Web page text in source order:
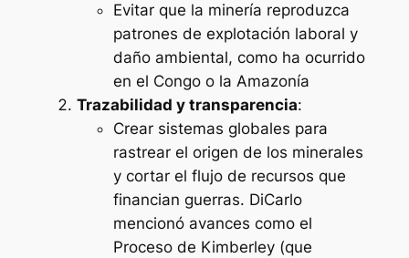
Evitar que la minería reproduzca
patrones de explotación laboral y
daño ambiental, como ha ocurrido
en el Congo o la Amazonía
Trazabilidad y transparencia:
Crear sistemas globales para
rastrear el origen de los minerales
y cortar el flujo de recursos que
financian guerras. DiCarlo
mencionó avances como el
Proceso de Kimberley (que